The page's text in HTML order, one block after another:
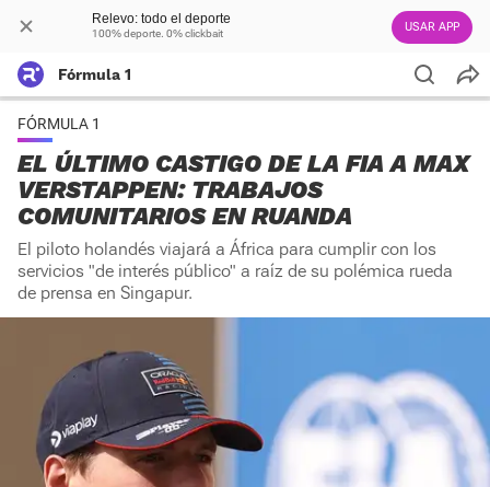
Relevo: todo el deporte
100% deporte. 0% clickbait USAR APP
Fórmula 1
FÓRMULA 1
EL ÚLTIMO CASTIGO DE LA FIA A MAX
VERSTAPPEN: TRABAJOS
COMUNITARIOS EN RUANDA
El piloto holandés viajará a África para cumplir con los
servicios "de interés público" a raíz de su polémica rueda
de prensa en Singapur.